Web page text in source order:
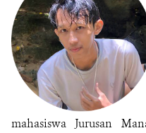
mahasiswa Jurusan